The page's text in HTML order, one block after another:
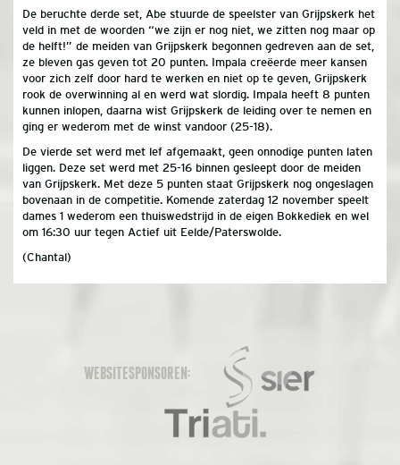
De beruchte derde set, Abe stuurde de speelster van Grijpskerk het
veld in met de woorden “we zijn er nog niet, we zitten nog maar op
de helft!” de meiden van Grijpskerk begonnen gedreven aan de set,
ze bleven gas geven tot 20 punten. Impala creëerde meer kansen
voor zich zelf door hard te werken en niet op te geven, Grijpskerk
rook de overwinning al en werd wat slordig. Impala heeft 8 punten
kunnen inlopen, daarna wist Grijpskerk de leiding over te nemen en
ging er wederom met de winst vandoor (25-18).
De vierde set werd met lef afgemaakt, geen onnodige punten laten
liggen. Deze set werd met 25-16 binnen gesleept door de meiden
van Grijpskerk. Met deze 5 punten staat Grijpskerk nog ongeslagen
bovenaan in de competitie. Komende zaterdag 12 november speelt
dames 1 wederom een thuiswedstrijd in de eigen Bokkediek en wel
om 16:30 uur tegen Actief uit Eelde/Paterswolde.
(Chantal)
WEBSITESPONSOREN: